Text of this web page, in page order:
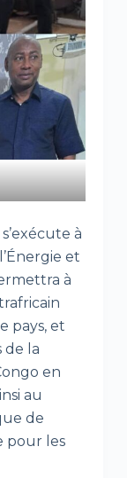
à
et
à
pays, et
de la
en
au
de
pour les